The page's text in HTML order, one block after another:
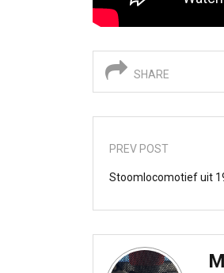
SHARE
PREV POST
Stoomlocomotief uit